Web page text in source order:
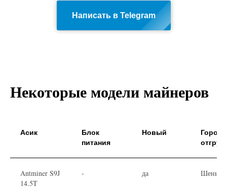
Написать в Telegram
Некоторые модели майнеров
Асик
Блок
питания
Новый
Город
Antminer S9J
14.5T
- да